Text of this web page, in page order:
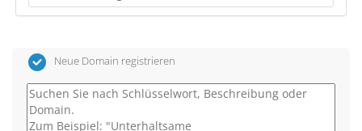
Neue Domain registrieren